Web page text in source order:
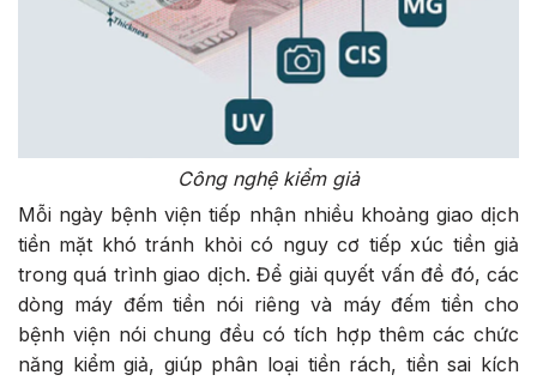
Công nghệ kiểm giả
Mỗi ngày bệnh viện tiếp nhận nhiều khoảng giao dịch
tiền mặt khó tránh khỏi có nguy cơ tiếp xúc tiền giả
trong quá trình giao dịch. Để giải quyết vấn đề đó, các
dòng máy đếm tiền nói riêng và máy đếm tiền cho
bệnh viện nói chung đều có tích hợp thêm các chức
năng kiểm giả, giúp phân loại tiền rách, tiền sai kích